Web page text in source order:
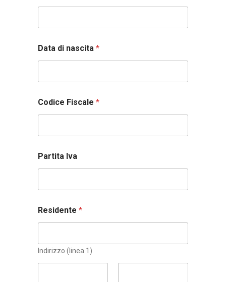
N
o
e
Data di nascita *
Codice Fiscale *
P
o
i
y
i
Partita Iva
Residente *
Indirizzo (linea 1)